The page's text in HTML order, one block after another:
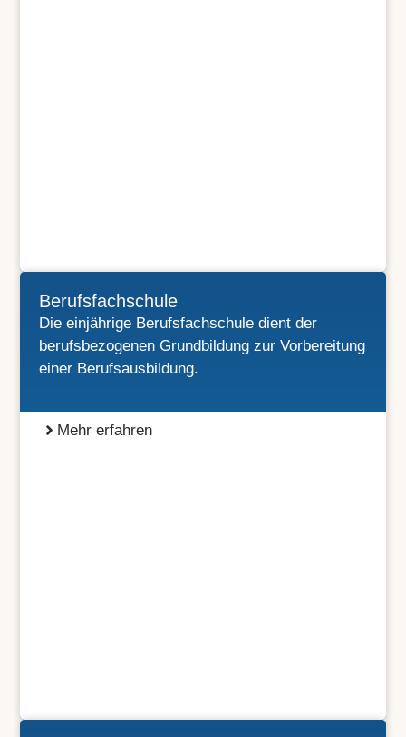
Berufsfachschule
Die einjährige Berufsfachschule dient der
berufsbezogenen Grundbildung zur Vorbereitung
einer Berufsausbildung.
Mehr erfahren